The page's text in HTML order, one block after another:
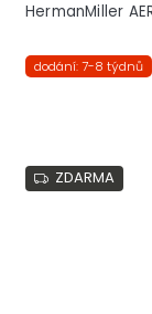
HermanMiller
dodání: 7-8 týdnů
ZDARMA